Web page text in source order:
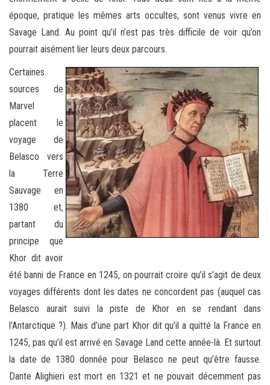
époque, pratique les mêmes arts occultes, sont venus vivre en
Savage Land. Au point qu’il n’est pas très difficile de voir qu’on
pourrait aisément lier leurs deux parcours.
Certaines
sources de
Marvel
placent le
voyage de
Belasco vers
la Terre
Sauvage en
1380 et,
partant du
principe que
Khor dit avoir
été banni de France en 1245, on pourrait croire qu’il s’agit de deux
voyages différents dont les dates ne concordent pas (auquel cas
Belasco aurait suivi la piste de Khor en se rendant dans
l’Antarctique ?). Mais d’une part Khor dit qu’il a quitté la France en
1245, pas qu’il est arrivé en Savage Land cette année-là. Et surtout
la date de 1380 donnée pour Belasco ne peut qu’être fausse.
Dante Alighieri est mort en 1321 et ne pouvait décemment pas